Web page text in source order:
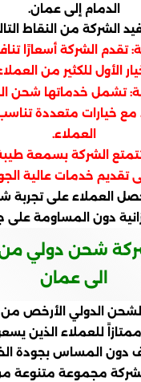
الدمام إلى عمان.
الشركة من النقاط
تقدم الشركة أسعارًا
الأول للكثير من
تشمل خدماتها شحن
مع خيارات متعددة
العملاء.
الشركة بسمعة
خدمات عالية
يحصل العملاء على
دون المساومة على
شحن دولي من
الى عمان
الدولي الأرخص من
للعملاء الذين
دون المساس بجودة
مجموعة متنوعة